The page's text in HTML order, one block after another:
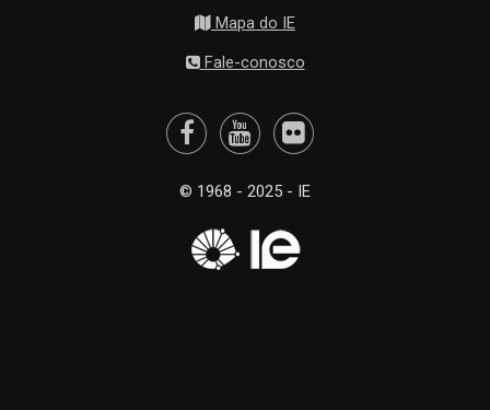
Mapa do IE
Fale-conosco
© 1968 - 2025 - IE